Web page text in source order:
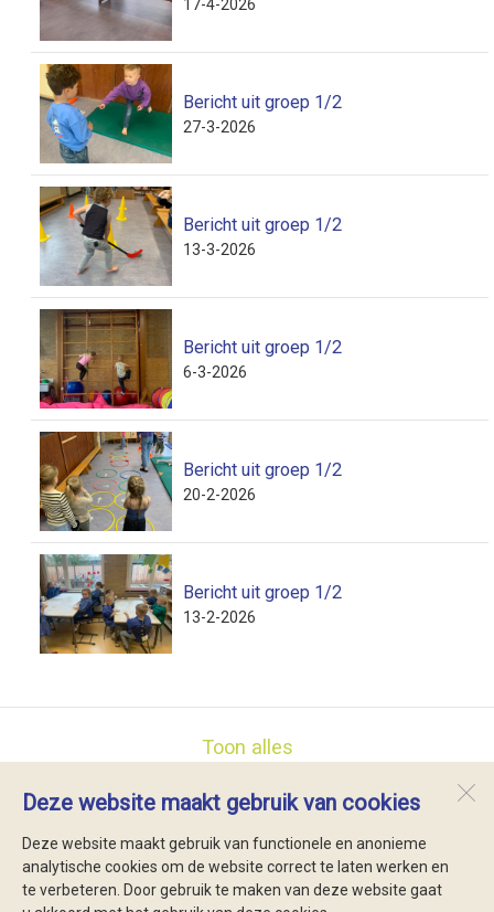
Deze website maakt gebruik van cookies
Deze website maakt gebruik van functionele en anonieme
analytische cookies om de website correct te laten werken en
te verbeteren. Door gebruik te maken van deze website gaat
17-4-2026
Bericht uit groep 1/2
27-3-2026
Bericht uit groep 1/2
13-3-2026
Bericht uit groep 1/2
6-3-2026
Bericht uit groep 1/2
20-2-2026
Bericht uit groep 1/2
13-2-2026
Toon alles
Brink 29
1796 AH
De Koog